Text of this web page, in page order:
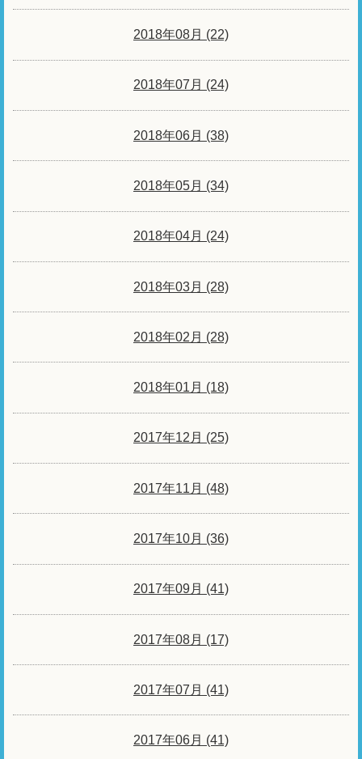
2018年08月 (22)
2018年07月 (24)
2018年06月 (38)
2018年05月 (34)
2018年04月 (24)
2018年03月 (28)
2018年02月 (28)
2018年01月 (18)
2017年12月 (25)
2017年11月 (48)
2017年10月 (36)
2017年09月 (41)
2017年08月 (17)
2017年07月 (41)
2017年06月 (41)